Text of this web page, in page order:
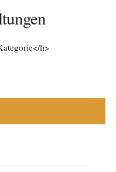
li>